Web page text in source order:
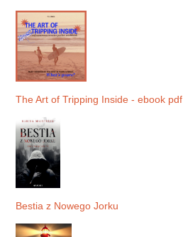
The Art of Tripping Inside - ebook pdf
Bestia z Nowego Jorku